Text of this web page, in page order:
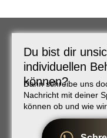
Du bist dir
individuellen
können?
Dann schreibe uns
Nachricht mit deiner
können ob und wie